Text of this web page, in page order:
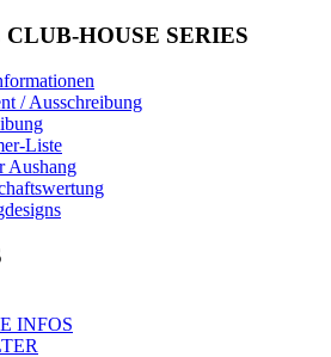
CLUB-HOUSE SERIES
/ Ausschreibung
Liste
Aushang
INFOS